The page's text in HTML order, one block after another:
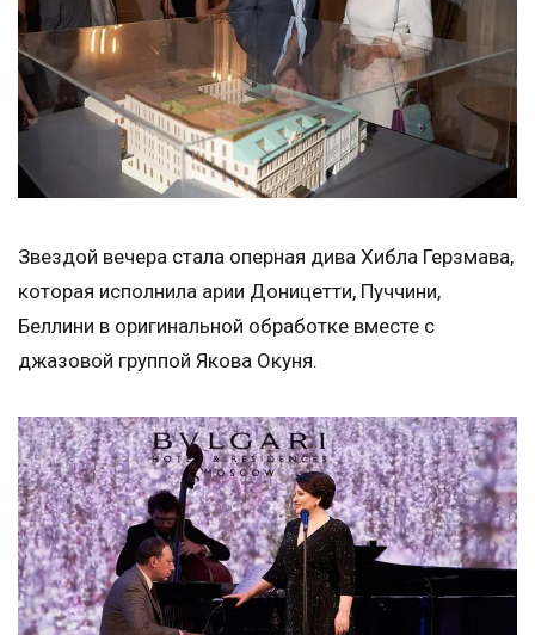
Звездой вечера стала оперная дива Хибла Герзмава,
которая исполнила арии Доницетти, Пуччини,
Беллини в оригинальной обработке вместе с
джазовой группой Якова Окуня.